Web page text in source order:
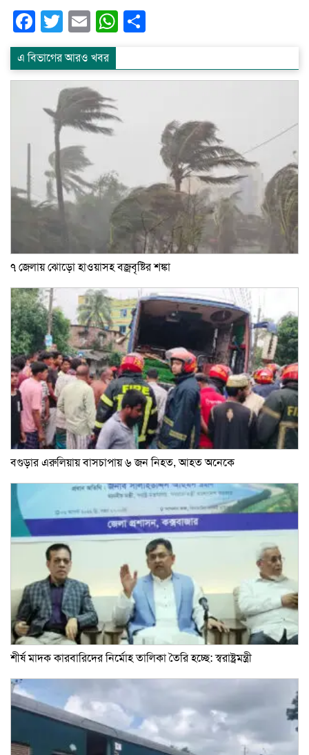
Facebook
Twitter
EmailWhatsApp
এ বিভাগের আরও খবর
৭ জেলায় ঝোড়ো হাওয়াসহ বজ্রবৃষ্টির শঙ্কা
বগুড়ার এরুলিয়ায় বাসচাপায় ৬ জন নিহত, আহত অনেকে
শীর্ষ মাদক কারবারিদের নির্মোহ তালিকা তৈরি হচ্ছে: স্বরাষ্ট্রমন্ত্রী